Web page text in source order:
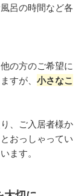
呂の時間など各
の方のご希望に
すが、 小さなこ
、ご入居者様か
おっしゃってい
ます。